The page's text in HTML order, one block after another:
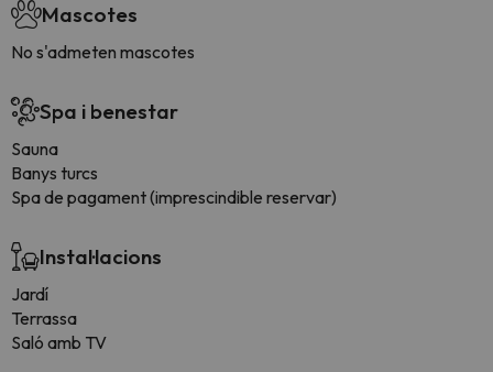
Mascotes
No s'admeten mascotes
Spa i benestar
Sauna
Banys turcs
Spa de pagament (imprescindible reservar)
Instal·lacions
Jardí
Terrassa
Saló amb TV